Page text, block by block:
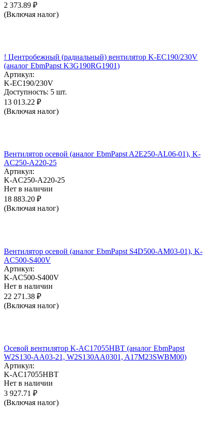
2 373.89 ₽
(Включая налог)
! Центробежный (радиальный) вентилятор K-EC190/230V
(аналог EbmPapst K3G190RG1901)
Артикул:
K-EC190/230V
Доступность: 5 шт.
13 013.22 ₽
(Включая налог)
Вентилятор осевой (аналог EbmPapst A2E250-AL06-01), K-
AC250-A220-25
Артикул:
K-AC250-A220-25
Нет в наличии
18 883.20 ₽
(Включая налог)
Вентилятор осевой (аналог EbmPapst S4D500-AM03-01), K-
AC500-S400V
Артикул:
K-AC500-S400V
Нет в наличии
22 271.38 ₽
(Включая налог)
Осевой вентилятор K-AC17055HBT (аналог EbmPapst
W2S130-AA03-21, W2S130AA0301, A17M23SWBM00)
Артикул:
K-AC17055HBT
Нет в наличии
3 927.71 ₽
(Включая налог)